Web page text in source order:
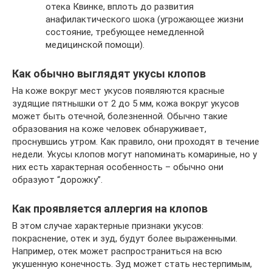
отека Квинке, вплоть до развития
анафилактического шока (угрожающее жизни
состояние, требующее немедленной
медицинской помощи).
Как обычно выглядят укусы клопов
На коже вокруг мест укусов появляются красные
зудящие пятнышки от 2 до 5 мм, кожа вокруг укусов
может быть отечной, болезненной. Обычно такие
образования на коже человек обнаруживает,
проснувшись утром. Как правило, они проходят в течение
недели. Укусы клопов могут напоминать комариные, но у
них есть характерная особенность – обычно они
образуют “дорожку”.
Как проявляется аллергия на клопов
В этом случае характерные признаки укусов:
покраснение, отек и зуд, будут более выраженными.
Например, отек может распространиться на всю
укушенную конечность. Зуд может стать нестерпимым,